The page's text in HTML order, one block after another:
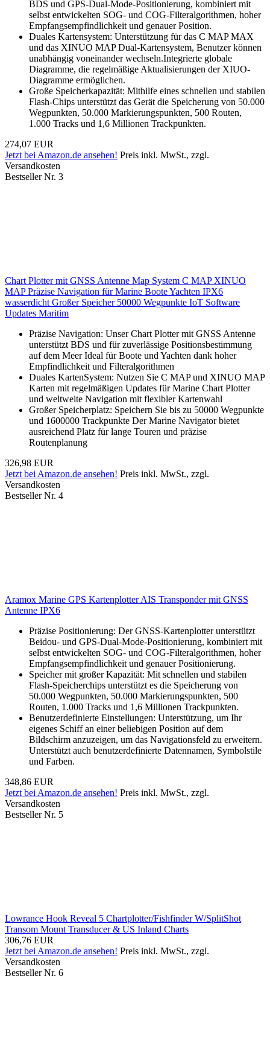
BDS und GPS-Dual-Mode-Positionierung, kombiniert mit
selbst entwickelten SOG- und COG-Filteralgorithmen, hoher
Empfangsempfindlichkeit und genauer Position.
Duales Kartensystem: Unterstützung für das C MAP MAX
und das XINUO MAP Dual-Kartensystem, Benutzer können
unabhängig voneinander wechseln.Integrierte globale
Diagramme, die regelmäßige Aktualisierungen der XIUO-
Diagramme ermöglichen.
Große Speicherkapazität: Mithilfe eines schnellen und stabilen
Flash-Chips unterstützt das Gerät die Speicherung von 50.000
Wegpunkten, 50.000 Markierungspunkten, 500 Routen,
1.000 Tracks und 1,6 Millionen Trackpunkten.
274,07 EUR
Jetzt bei Amazon.de ansehen! Preis inkl. MwSt., zzgl.
Versandkosten
Bestseller Nr. 3
Chart Plotter mit GNSS Antenne Map System C MAP XINUO
MAP Präzise Navigation für Marine Boote Yachten IPX6
wasserdicht Großer Speicher 50000 Wegpunkte IoT Software
Updates Maritim
Präzise Navigation: Unser Chart Plotter mit GNSS Antenne
unterstützt BDS und für zuverlässige Positionsbestimmung
auf dem Meer Ideal für Boote und Yachten dank hoher
Empfindlichkeit und Filteralgorithmen
Duales KartenSystem: Nutzen Sie C MAP und XINUO MAP
Karten mit regelmäßigen Updates für Marine Chart Plotter
und weltweite Navigation mit flexibler Kartenwahl
Großer Speicherplatz: Speichern Sie bis zu 50000 Wegpunkte
und 1600000 Trackpunkte Der Marine Navigator bietet
ausreichend Platz für lange Touren und präzise
Routenplanung
326,98 EUR
Jetzt bei Amazon.de ansehen! Preis inkl. MwSt., zzgl.
Versandkosten
Bestseller Nr. 4
Aramox Marine GPS Kartenplotter AIS Transponder mit GNSS
Antenne IPX6
Präzise Positionierung: Der GNSS-Kartenplotter unterstützt
Beidou- und GPS-Dual-Mode-Positionierung, kombiniert mit
selbst entwickelten SOG- und COG-Filteralgorithmen, hoher
Empfangsempfindlichkeit und genauer Positionierung.
Speicher mit großer Kapazität: Mit schnellen und stabilen
Flash-Speicherchips unterstützt es die Speicherung von
50.000 Wegpunkten, 50.000 Markierungspunkten, 500
Routen, 1.000 Tracks und 1,6 Millionen Trackpunkten.
Benutzerdefinierte Einstellungen: Unterstützung, um Ihr
eigenes Schiff an einer beliebigen Position auf dem
Bildschirm anzuzeigen, um das Navigationsfeld zu erweitern.
Unterstützt auch benutzerdefinierte Datennamen, Symbolstile
und Farben.
348,86 EUR
Jetzt bei Amazon.de ansehen! Preis inkl. MwSt., zzgl.
Versandkosten
Bestseller Nr. 5
Lowrance Hook Reveal 5 Chartplotter/Fishfinder W/SplitShot
Transom Mount Transducer & US Inland Charts
306,76 EUR
Jetzt bei Amazon.de ansehen! Preis inkl. MwSt., zzgl.
Versandkosten
Bestseller Nr. 6